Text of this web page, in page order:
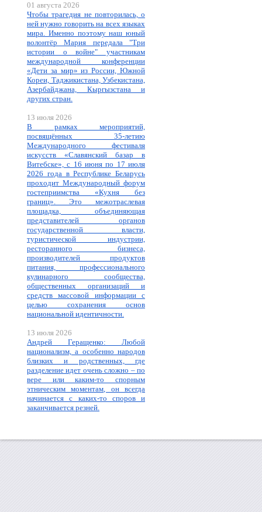
01 августа 2026
Чтобы трагедия не повторилась, о
ней нужно говорить на всех языках
мира. Именно поэтому наш юный
волонтёр Мария передала "Три
истории о войне" участникам
международной конференции
«Дети за мир» из России, Южной
Кореи, Таджикистана, Узбекистана,
Азербайджана, Кыргызстана и
других стран.
13 июля 2026
В рамках мероприятий,
посвящённых 35-летию
Международного фестиваля
искусств «Славянский базар в
Витебске», с 16 июня по 17 июля
2026 года в Республике Беларусь
проходит Международный форум
гостеприимства «Кухня без
границ». Это межотраслевая
площадка, объединяющая
представителей органов
государственной власти,
туристической индустрии,
ресторанного бизнеса,
производителей продуктов
питания, профессионального
кулинарного сообщества,
общественных организаций и
средств массовой информации с
целью сохранения основ
национальной идентичности.
13 июля 2026
Андрей Геращенко: Любой
национализм, а особенно народов
близких и родственных, где
разделение идет очень сложно – по
вере или каким-то спорным
этническим моментам, он всегда
начинается с каких-то споров и
заканчивается резней.